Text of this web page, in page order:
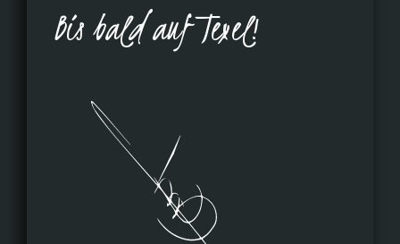
Bis bald auf Texel!